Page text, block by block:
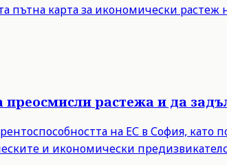
пътна карта за икономически
растежа и да
на ЕС в София,
и икономически